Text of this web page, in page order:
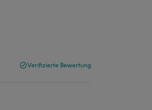
Verifizierte Bewertung